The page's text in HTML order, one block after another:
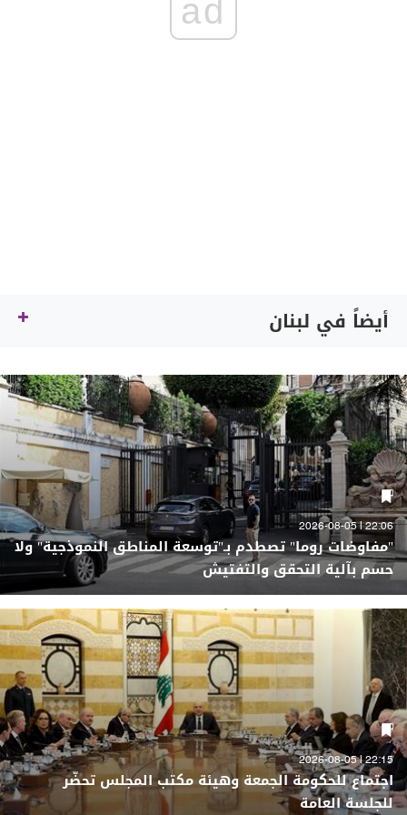
ad
أيضاً في لبنان
22:06 | 2026-08-05
"مفاوضات روما" تصطدم بـ"توسعة المناطق النموذجية" ولا
حسم بآلية التحقق والتفتيش
22:15 | 2026-08-05
اجتماع للحكومة الجمعة وهيئة مكتب المجلس تحضّر
للجلسة العامة